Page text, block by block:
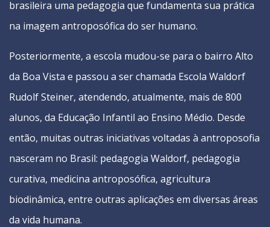
brasileira uma pedagogia que fundamenta sua prática
na imagem antroposófica do ser humano.
Posteriormente, a escola mudou-se para o bairro Alto
da Boa Vista e passou a ser chamada Escola Waldorf
Rudolf Steiner, atendendo, atualmente, mais de 800
alunos, da Educação Infantil ao Ensino Médio. Desde
então, muitas outras iniciativas voltadas à antroposofia
nasceram no Brasil: pedagogia Waldorf, pedagogia
curativa, medicina antroposófica, agricultura
biodinâmica, entre outras aplicações em diversas áreas
da vida humana.